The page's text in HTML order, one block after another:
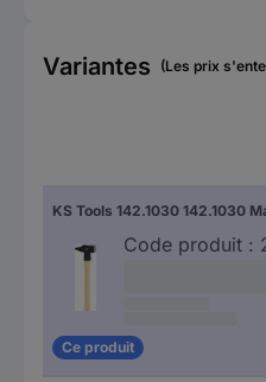
Variantes (Les prix
Code produit :
Ce produit